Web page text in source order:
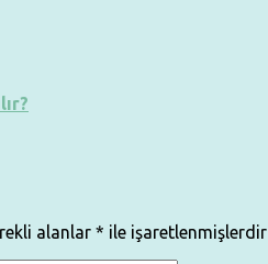
alanlar * ile işaretlenmişlerdir